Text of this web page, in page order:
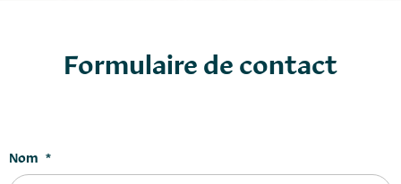
Formulaire de contact
Nom *